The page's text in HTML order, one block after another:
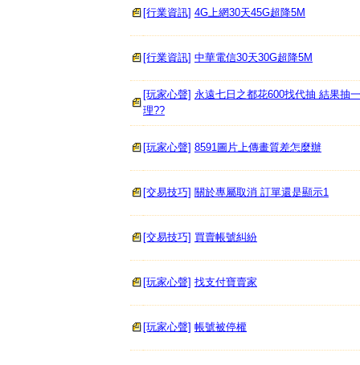
[行業資訊] 4G上網30天45G超降5M
[行業資訊] 中華電信30天30G超降5M
[玩家心聲] 永遠七日之都花600找代抽 結果抽
理??
[玩家心聲] 8591圖片上傳畫質差怎麼辦
[交易技巧] 關於專屬取消 訂單還是顯示1
[交易技巧] 買賣帳號糾紛
[玩家心聲] 找支付寶賣家
[玩家心聲] 帳號被停權